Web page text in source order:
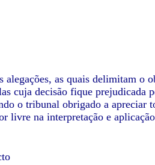
alegações, as quais delimitam o
cuja decisão fique prejudicada
o tribunal obrigado a apreciar
livre na interpretação e